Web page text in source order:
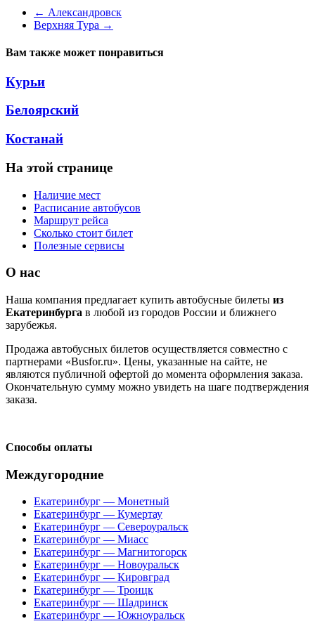
← Александровск
Верхняя Тура →
Вам также может понравиться
Курьи
Белоярский
Костанай
На этой странице
Наличие мест
Расписание автобусов
Маршрут рейса
Сколько стоит билет
Полезные сервисы
О нас
Наша компания предлагает купить автобусные билеты из
Екатеринбурга в любой из городов России и ближнего
зарубежья.
Продажа автобусных билетов осуществляется совместно с
партнерами «Busfor.ru». Цены, указанные на сайте, не
являются публичной офертой до момента оформления заказа.
Окончательную сумму можно увидеть на шаге подтверждения
заказа.
Способы оплаты
Междугородние
Екатеринбург — Монетный
Екатеринбург — Кумертау
Екатеринбург — Североуральск
Екатеринбург — Миасс
Екатеринбург — Магнитогорск
Екатеринбург — Новоуральск
Екатеринбург — Кировград
Екатеринбург — Троицк
Екатеринбург — Шадринск
Екатеринбург — Южноуральск